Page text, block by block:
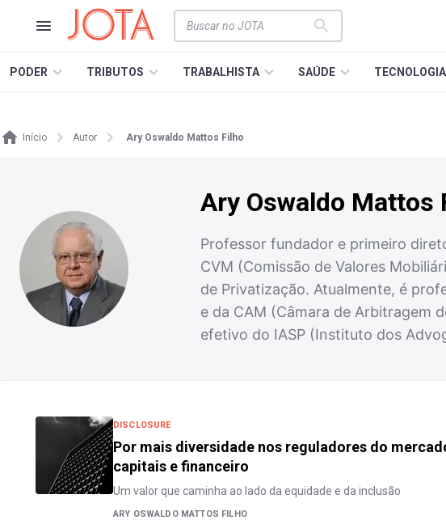
PODER TRIBUTOS TRABALHISTA SAÚDE TECNOLOGIA
Início Autor Ary Oswaldo Mattos Filho
Ary Oswaldo Mattos
Professor fundador e primeiro
CVM (Comissão de Valores
de Privatização. Atualmente, é
e da CAM (Câmara de Arbitragem
efetivo do IASP (Instituto dos
DISCLOSURE
Por mais diversidade nos reguladores do
capitais e financeiro
Um valor que caminha ao lado da equidade e da inclusão
ARY OSWALDO MATTOS FILHO